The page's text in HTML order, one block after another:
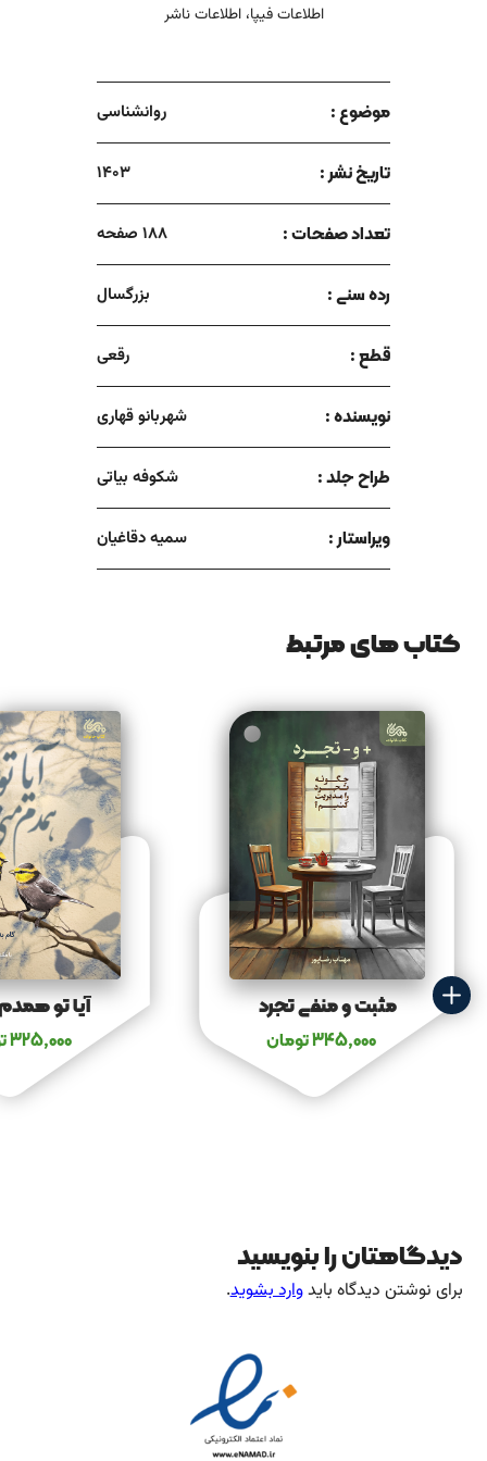
اطلاعات فیپا، اطلاعات ناشر
موضوع : روانشناسی
تاریخ نشر : 1403
تعداد صفحات : 188 صفحه
رده سنی : بزرگسال
قطع : رقعی
نویسنده : شهربانو قهاری
طراح جلد : شکوفه بیاتی
ویراستار : سمیه دقاغیان
کتاب های مرتبط
مثبت و منفی تجرد
345,000تومان
آیا تو
325,000
دیدگاهتان را بنویسید
برای نوشتن دیدگاه بایدوارد بشوید.